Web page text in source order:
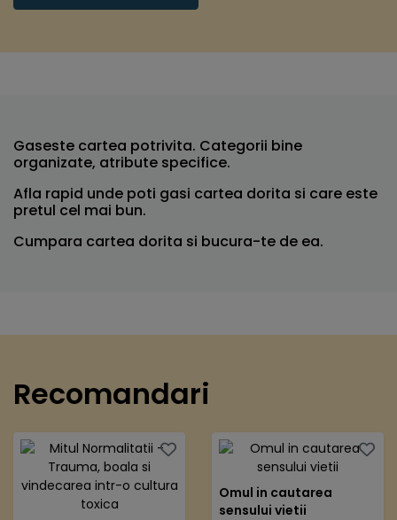
Gaseste cartea potrivita. Categorii bine
organizate, atribute specifice.
Afla rapid unde poti gasi cartea dorita si care este
pretul cel mai bun.
Cumpara cartea dorita si bucura-te de ea.
Recomandari
Omul in cautarea
sensului vietii